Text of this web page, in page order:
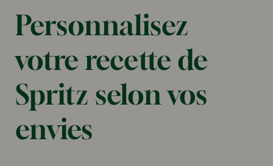
Personnalisez
votre recette de
Spritz selon vos
envies